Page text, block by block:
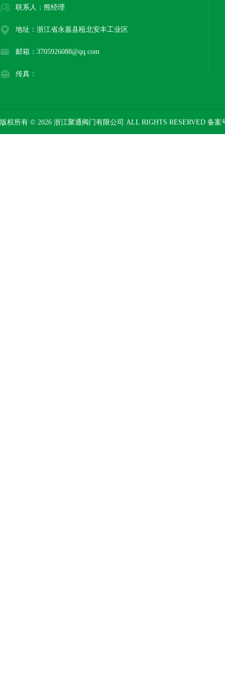
联系人：熊经理
地址：浙江省永嘉县瓯北安丰工业区
邮箱：3705926088@qq.com
传真：
版权所有 © 2026 浙江聚通阀门有限公司 ALL RIGHTS RESERVED 备案